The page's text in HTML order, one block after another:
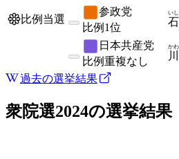
比例当選
参政党
比例 1位 石
い
日本共産党
比例重複なし
か
過去の選挙結果
衆院選2024の選挙結果